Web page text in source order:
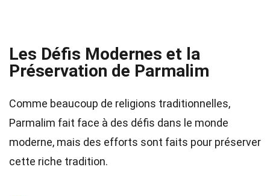
Les Défis Modernes et la
Préservation de Parmalim
Comme beaucoup de religions traditionnelles,
Parmalim fait face à des défis dans le monde
moderne, mais des efforts sont faits pour préserver
cette riche tradition.